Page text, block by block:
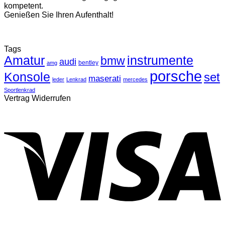
kompetent.
Genießen Sie Ihren Aufenthalt!
Tags
Amatur amg audi bentley bmwinstrumente
Konsole leder Lenkrad maserati mercedes porsche set
Sportlenkrad
Vertrag Widerrufen